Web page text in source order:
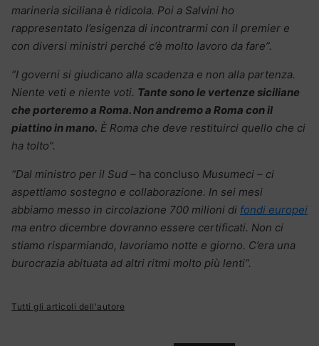
marineria siciliana è ridicola. Poi a Salvini ho
rappresentato l’esigenza di incontrarmi con il premier e
con diversi ministri perché c’è molto lavoro da fare”.
“I governi si giudicano alla scadenza e non alla partenza.
Niente veti e niente voti. Tantesono le vertenze siciliane
che porteremo a Roma. Non andremo a Roma con il
piattino in mano. È Roma che deve restituirci quello che ci
ha tolto”.
“Dal ministro per il Sud – ha concluso Musumeci – ci
aspettiamo sostegno e collaborazione. In sei mesi
abbiamo messo in circolazione 700 milioni di fondi europei
ma entro dicembre dovranno essere certificati. Non ci
stiamo risparmiando, lavoriamo notte e giorno. C’era una
burocrazia abituata ad altri ritmi molto più lenti”.
Tutti gli articoli dell'autore